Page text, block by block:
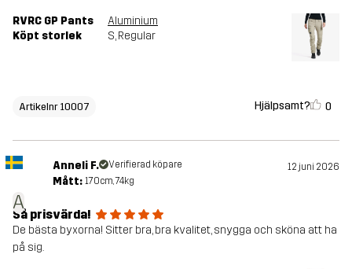
RVRC GP Pants
Aluminium
Köpt storlek
S, Regular
Artikelnr 10007 Hjälpsamt? 0
A
Anneli F. Verifierad köpare 12 juni 2026
Mått: 170cm, 74kg
Så prisvärda!
De bästa byxorna! Sitter bra, bra kvalitet, snygga och sköna att ha
på sig.